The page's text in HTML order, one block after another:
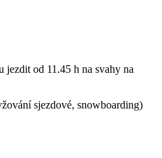
od 11.45 h na svahy na
sjezdové, snowboarding)